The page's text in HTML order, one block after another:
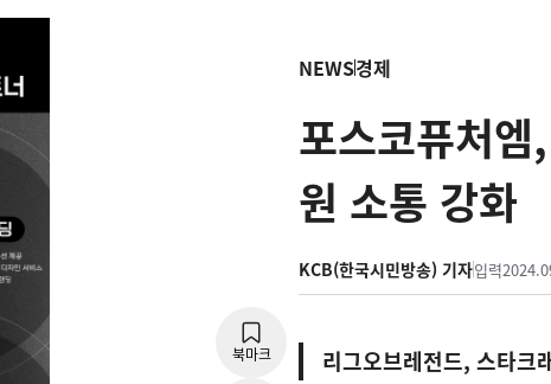
NEWS경제
포스코퓨처
원 소통 강화
KCB(한국시민방송) 기자입력
북마크 리그오브레전드, 스타